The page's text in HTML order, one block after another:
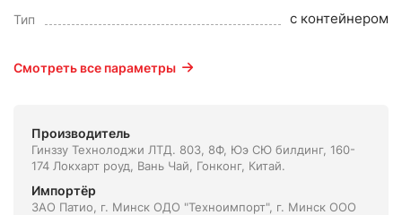
Тип с контейнером
Смотреть все параметры
Производитель
Гинззу Технолоджи ЛТД. 803, 8Ф, Юэ СЮ билдинг, 160-
174 Локхарт роуд, Вань Чай, Гонконг, Китай.
Импортёр
ЗАО Патио, г. Минск ОДО "Техноимпорт", г. Минск ООО